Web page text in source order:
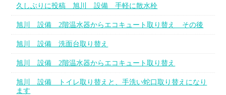
久しぶりに投稿 旭川 設備 手軽に散水栓
旭川 設備 2階温水器からエコキュート取り替え その後
旭川 設備 洗面台取り替え
旭川 設備 2階温水器からエコキュート取り替え
旭川 設備 トイレ取り替えと、手洗い蛇口取り替えになり
ます